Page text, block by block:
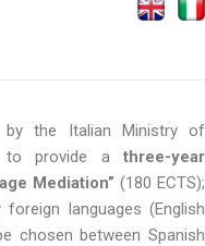
by the Italian Ministry of
to provide a three-year
Mediation” (180 ECTS);
languages (English
chosen between Spanish